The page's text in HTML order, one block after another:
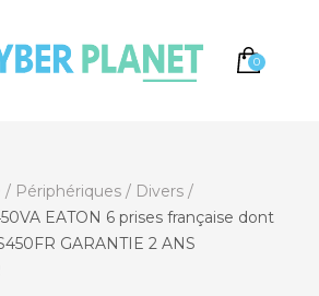
0
/ Périphériques / Divers /
EATON 6 prises française dont
GARANTIE 2 ANS